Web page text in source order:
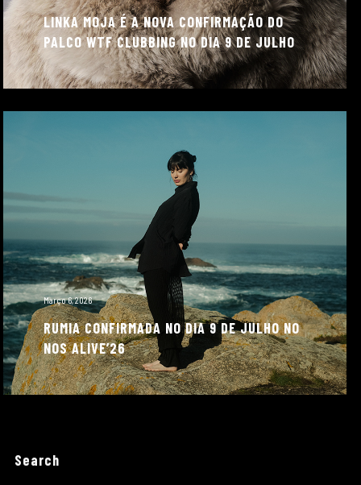
LINKA MOJA É A NOVA CONFIRMAÇÃO DO
PALCO WTF CLUBBING NO DIA 9 DE JULHO
Março 6, 2026
RUMIA CONFIRMADA NO DIA 9 DE JULHO NO
NOS ALIVE’26
Search